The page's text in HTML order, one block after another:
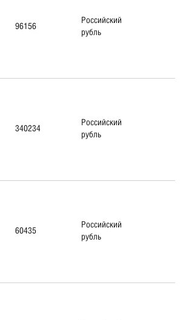
96156
Российский
рубль
340234
Российский
рубль
60435
Российский
рубль